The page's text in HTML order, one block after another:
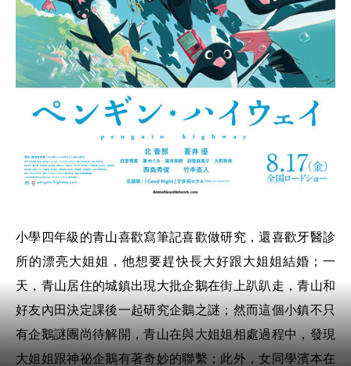
小學四年級的青山喜歡寫筆記喜歡做研究，還喜歡牙醫診
所的漂亮大姐姐，他想要趕快長大好跟大姐姐結婚；一
天，青山居住的城鎮出現大批企鵝在街上趴趴走，青山和
好友內田決定課後一起研究企鵝之謎；然而這個小鎮不只
有企鵝謎團尚待解開，青山在與大姐姐相處過程中，發現
大姐姐跟神祕企鵝有著奇妙的聯繫；此外，女同學濱本在